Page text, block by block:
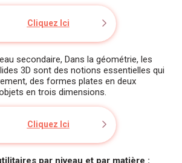
Cliquez Ici
secondaire, Dans la géométrie, les
3D sont des notions essentielles qui
des formes plates en deux
en trois dimensions.
Cliquez Ici
par niveau et par matière :